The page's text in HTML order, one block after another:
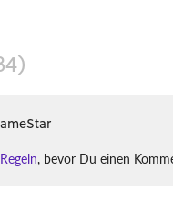
, bevor Du einen